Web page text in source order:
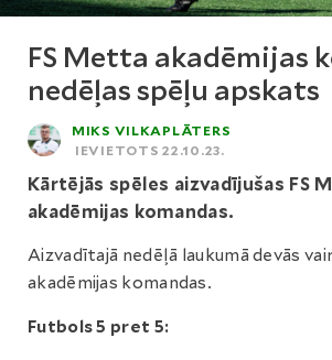
FS Metta akadēmijas
nedēļas spēļu apskats
MIKS VILKAPLĀTERS
IEVIETOTS 22.10.23.
Kārtējās spēles aizvadījušas FS
akadēmijas komandas.
Aizvadītajā nedēļā laukumā devās
akadēmijas komandas.
Futbols 5 pret 5: